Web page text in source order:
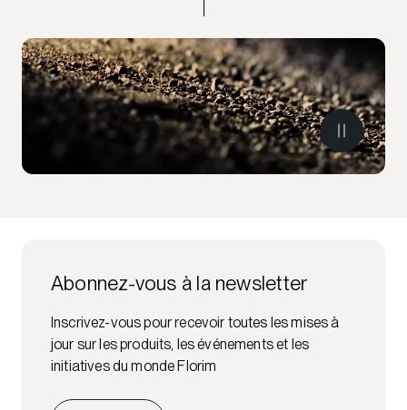
Abonnez-vous à la newsletter
Inscrivez-vous pour recevoir toutes les mises à
jour sur les produits, les événements et les
initiatives du monde Florim